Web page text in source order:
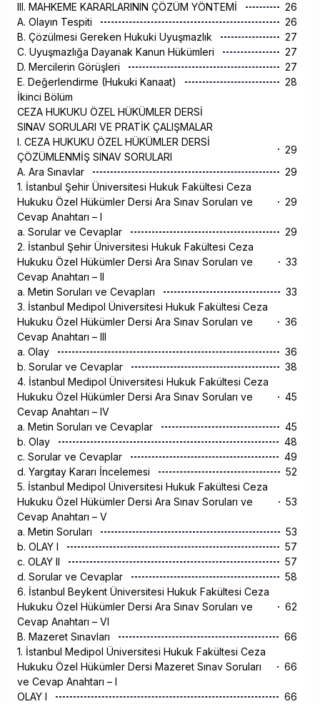
III. MAHKEME KARARLARININ ÇÖZÜM YÖNTEMİ
26
A. Olayın Tespiti
26
B. Çözülmesi Gereken Hukuki Uyuşmazlık
27
C. Uyuşmazlığa Dayanak Kanun Hükümleri
27
D. Mercilerin Görüşleri
27
E. Değerlendirme (Hukuki Kanaat)
28
İkinci Bölüm
CEZA HUKUKU ÖZEL HÜKÜMLER DERSİ
SINAV SORULARI VE PRATİK ÇALIŞMALAR
I. CEZA HUKUKU ÖZEL HÜKÜMLER DERSİ
ÇÖZÜMLENMİŞ SINAV SORULARI
29
A. Ara Sınavlar
29
1. İstanbul Şehir Üniversitesi Hukuk Fakültesi Ceza
Hukuku Özel Hükümler Dersi Ara Sınav Soruları ve
Cevap Anahtarı – I
29
a. Sorular ve Cevaplar
29
2. İstanbul Şehir Üniversitesi Hukuk Fakültesi Ceza
Hukuku Özel Hükümler Dersi Ara Sınav Soruları ve
Cevap Anahtarı – II
33
a. Metin Soruları ve Cevapları
33
3. İstanbul Medipol Üniversitesi Hukuk Fakültesi Ceza
Hukuku Özel Hükümler Dersi Ara Sınav Soruları ve
Cevap Anahtarı – III
36
a. Olay
36
b. Sorular ve Cevaplar
38
4. İstanbul Medipol Üniversitesi Hukuk Fakültesi Ceza
Hukuku Özel Hükümler Dersi Ara Sınav Soruları ve
Cevap Anahtarı – IV
45
a. Metin Soruları ve Cevaplar
45
b. Olay
48
c. Sorular ve Cevaplar
49
d. Yargıtay Kararı İncelemesi
52
5. İstanbul Medipol Üniversitesi Hukuk Fakültesi Ceza
Hukuku Özel Hükümler Dersi Ara Sınav Soruları ve
Cevap Anahtarı – V
53
a. Metin Soruları
53
b. OLAY I
57
c. OLAY II
57
d. Sorular ve Cevaplar
58
6. İstanbul Beykent Üniversitesi Hukuk Fakültesi Ceza
Hukuku Özel Hükümler Dersi Ara Sınav Soruları ve
Cevap Anahtarı – VI
62
B. Mazeret Sınavları
66
1. İstanbul Medipol Üniversitesi Hukuk Fakültesi Ceza
Hukuku Özel Hükümler Dersi Mazeret Sınav Soruları
ve Cevap Anahtarı – I
66
OLAY I
66